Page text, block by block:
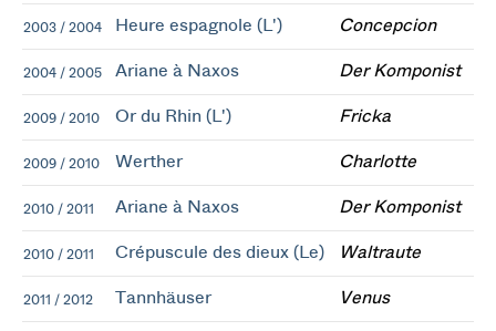
2003 / 2004 Heure espagnole (L') Concepcion
2004 / 2005 Ariane à Naxos Der Komponist
2009 / 2010 Or du Rhin (L') Fricka
2009 / 2010 Werther Charlotte
2010 / 2011 Ariane à Naxos Der Komponist
2010 / 2011 Crépuscule des dieux (Le) Waltraute
2011 / 2012 Tannhäuser Venus